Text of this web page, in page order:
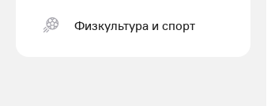
Физкультура и спорт